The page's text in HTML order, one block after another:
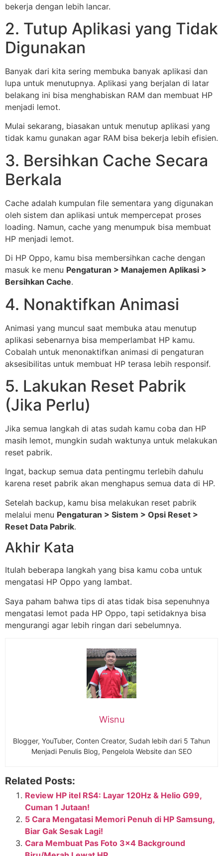
bekerja dengan lebih lancar.
2. Tutup Aplikasi yang Tidak
Digunakan
Banyak dari kita sering membuka banyak aplikasi dan
lupa untuk menutupnya. Aplikasi yang berjalan di latar
belakang ini bisa menghabiskan RAM dan membuat HP
menjadi lemot.
Mulai sekarang, biasakan untuk menutup aplikasi yang
tidak kamu gunakan agar RAM bisa bekerja lebih efisien.
3. Bersihkan Cache Secara
Berkala
Cache adalah kumpulan file sementara yang digunakan
oleh sistem dan aplikasi untuk mempercepat proses
loading. Namun, cache yang menumpuk bisa membuat
HP menjadi lemot.
Di HP Oppo, kamu bisa membersihkan cache dengan
masuk ke menu Pengaturan > Manajemen Aplikasi >
Bersihkan Cache.
4. Nonaktifkan Animasi
Animasi yang muncul saat membuka atau menutup
aplikasi sebenarnya bisa memperlambat HP kamu.
Cobalah untuk menonaktifkan animasi di pengaturan
aksesibilitas untuk membuat HP terasa lebih responsif.
5. Lakukan Reset Pabrik
(Jika Perlu)
Jika semua langkah di atas sudah kamu coba dan HP
masih lemot, mungkin sudah waktunya untuk melakukan
reset pabrik.
Ingat, backup semua data pentingmu terlebih dahulu
karena reset pabrik akan menghapus semua data di HP.
Setelah backup, kamu bisa melakukan reset pabrik
melalui menu Pengaturan > Sistem > Opsi Reset >
Reset Data Pabrik.
Akhir Kata
Itulah beberapa langkah yang bisa kamu coba untuk
mengatasi HP Oppo yang lambat.
Saya paham bahwa tips di atas tidak bisa sepenuhnya
mengatasi lemot pada HP Oppo, tapi setidaknya bisa
mengurangi agar lebih ringan dari sebelumnya.
Wisnu
Blogger, YouTuber, Conten Creator, Sudah lebih dari 5 Tahun
Menjadi Penulis Blog, Pengelola Website dan SEO
Related Posts:
Review HP itel RS4: Layar 120Hz & Helio G99,
Cuman 1 Jutaan!
5 Cara Mengatasi Memori Penuh di HP Samsung,
Biar Gak Sesak Lagi!
Cara Membuat Pas Foto 3×4 Background